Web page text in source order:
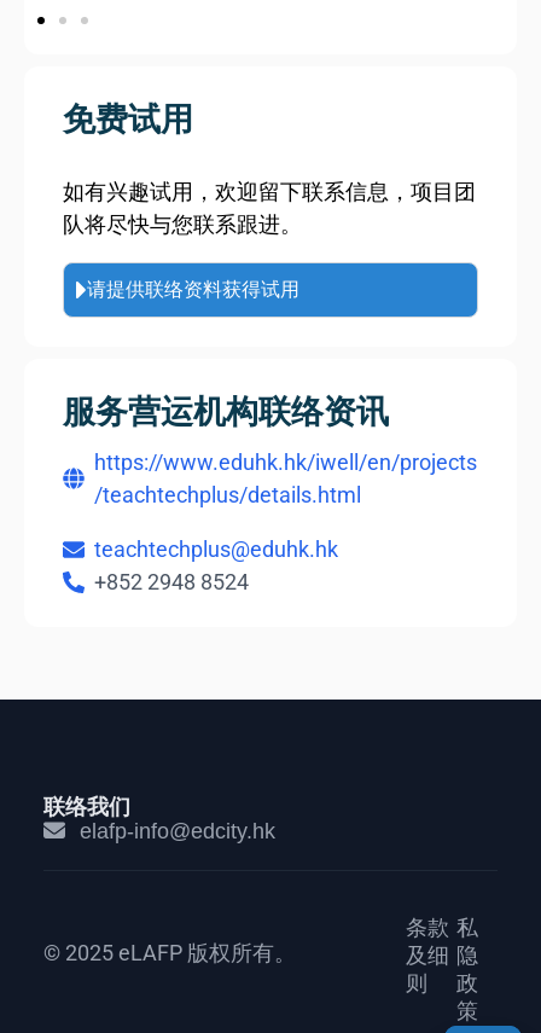
免费试用
如有兴趣试用，欢迎留下联系信息，项目团
队将尽快与您联系跟进。
请提供联络资料获得试用
服务营运机构联络资讯
https://www.eduhk.hk/iwell/en/projects
/teachtechplus/details.html
teachtechplus@eduhk.hk
+852 2948 8524
联络我们
elafp-info@edcity.hk
© 2025 eLAFP 版权所有。
条款
及细
则
私
隐
政
策